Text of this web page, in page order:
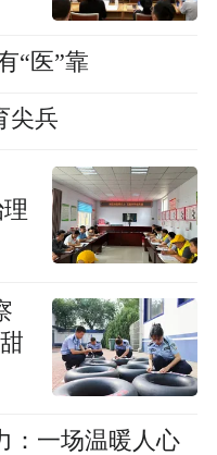
“医”靠
尖兵
：一场温暖人心